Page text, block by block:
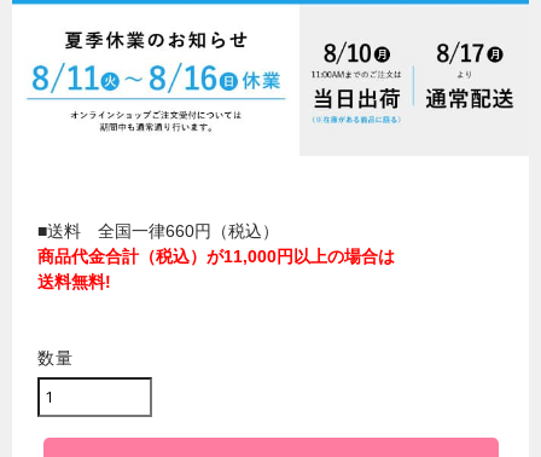
■送料 全国一律660円（税込）
商品代金合計（税込）が11,000円以上の場合は
送料無料!
数量